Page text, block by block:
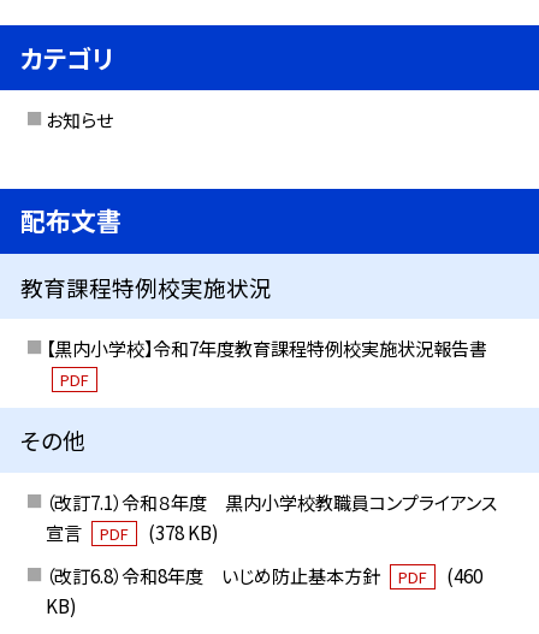
カテゴリ
お知らせ
配布文書
教育課程特例校実施状況
【黒内小学校】令和7年度教育課程特例校実施状況報告書
PDF
その他
（改訂7.1）令和８年度 黒内小学校教職員コンプライアンス
宣言
PDF
(378 KB)
（改訂6.8）令和8年度 いじめ防止基本方針
PDF
(460
KB)